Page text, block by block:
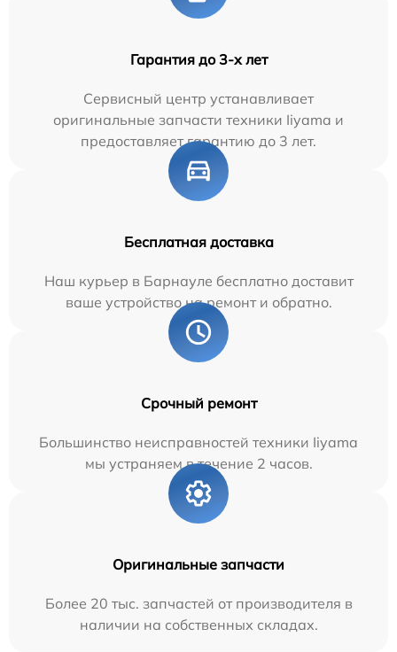
Гарантия до 3-х лет
Сервисный центр устанавливает
оригинальные запчасти техники Iiyama и
предоставляет гарантию до 3 лет.
Бесплатная доставка
Наш курьер в Барнауле бесплатно доставит
ваше устройство на ремонт и обратно.
Срочный ремонт
Большинство неисправностей техники Iiyama
мы устраняем в течение 2 часов.
Оригинальные запчасти
Более 20 тыс. запчастей от производителя в
наличии на собственных складах.